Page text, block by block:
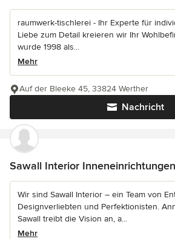
raumwerk-tischlerei - Ihr Experte für
Liebe zum Detail kreieren wir Ihr
wurde 1998 als...
Mehr
Nachricht
Auf der Bleeke 45, 33824 Werther
Sawall Interior Inneneinrichtungen
Wir sind Sawall Interior – ein Team von
Designverliebten und Perfektionisten.
Sawall treibt die Vision an, a...
Mehr